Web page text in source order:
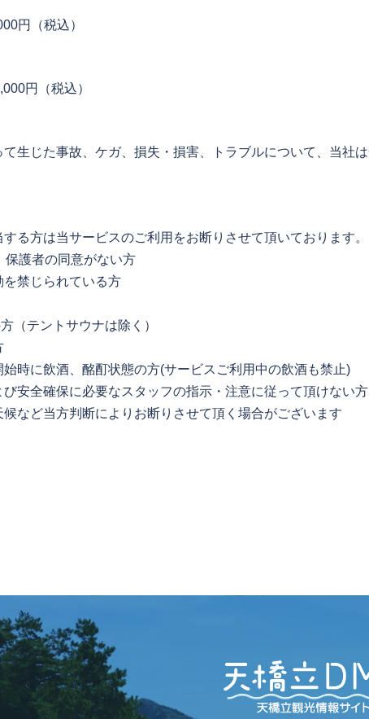
円（税込）
円（税込）
生じた事故、ケガ、損失・損害、トラブルについて、当社
る方は当サービスのご利用をお断りさせて頂いております。
保護者の同意がない方
を禁じられている方
（テントサウナは除く）
始時に飲酒、酩酊状態の方(サービスご利用中の飲酒も禁止)
び安全確保に必要なスタッフの指示・注意に従って頂けない方
候など当方判断によりお断りさせて頂く場合がございます